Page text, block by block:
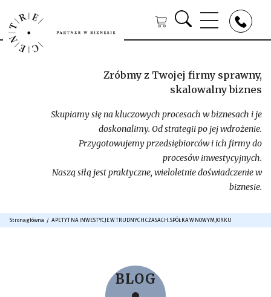
Zróbmy z Twojej firmy sprawny,
skalowalny biznes
Skupiamy się na kluczowych procesach w biznesach i je
doskonalimy. Od strategii po jej wdrożenie.
Przygotowujemy przedsiębiorców i ich firmy do
procesów inwestycyjnych.
Naszą siłą jest praktyczne, wieloletnie doświadczenie w
biznesie.
Strona główna APETYT NA INWESTYCJE W TRUDNYCH CZASACH. SPÓŁKA W NOWYM JORKU
BLOG